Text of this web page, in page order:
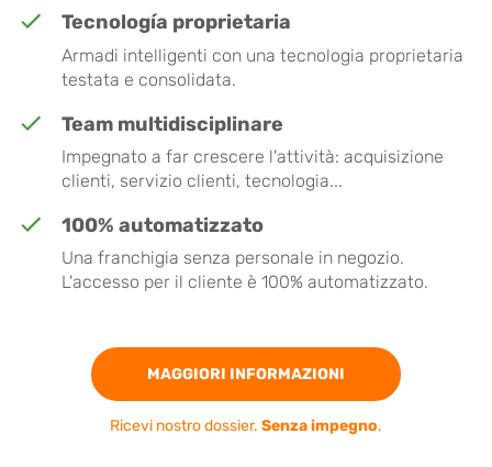
Tecnología proprietaria
Armadi intelligenti con una tecnologia proprietaria
testata e consolidata.
Team multidisciplinare
Impegnato a far crescere l'attività: acquisizione
clienti, servizio clienti, tecnologia...
100% automatizzato
Una franchigia senza personale in negozio.
L'accesso per il cliente è 100% automatizzato.
MAGGIORI INFORMAZIONI
Ricevi nostro dossier. Senza impegno.